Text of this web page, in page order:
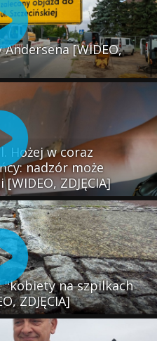
[WIDEO,
Hożej w coraz
nadzór może
ZDJĘCIA]
"kobiety na szpilkach
ZDJĘCIA]